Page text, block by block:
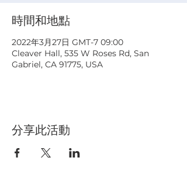
時間和地點
2022年3月27日 GMT-7 09:00
Cleaver Hall, 535 W Roses Rd, San
Gabriel, CA 91775, USA
分享此活動